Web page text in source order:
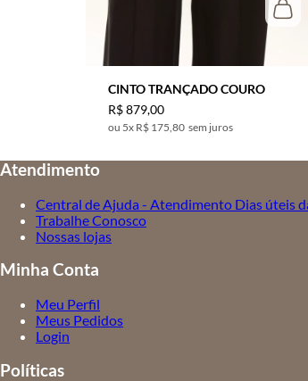
CINTO TRANÇADO COURO
R$879,00
5x R$ 175,80 sem juros
Atendimento
Central de Ajuda - Atendimento Dias úteis
Trabalhe Conosco
Nossas lojas
Minha Conta
Meu Perfil
Meus Pedidos
Login
Políticas